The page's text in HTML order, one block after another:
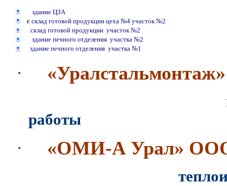
здание ЦЗА
г склад готовой продукции цеха №4 участок №2
склад готовой продукции участок №2
здание печного отделения участка №2
здание печного отделения участка №1
·
работы
· «ОМИ-А Урал»